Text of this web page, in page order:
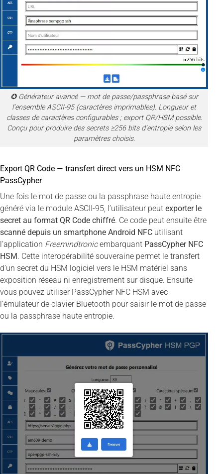
✪ Générateur avancé — mot de passe/passphrase basé sur
l’ensemble ASCII-95 (caractères imprimables). Longueur et
classes de caractères configurables ; export QR/HSM possible.
Conçu pour produire des secrets ≥256 bits d’entropie selon les
paramètres choisis.
Export QR Code — transfert direct vers un HSM NFC
PassCypher
Une fois le mot de passe ou la passphrase haute entropie
généré via le module ASCII-95, l’utilisateur peut exporter le
secret au format QR Code chiffré. Ce code peut ensuite être
scanné depuis un smartphone Android NFC utilisant
l’application Freemindtronicembarquant PassCypher NFC
HSM. Cette interopérabilité souveraine permet le transfert
d’un secret du HSM logiciel vers le HSM matériel sans
exposition réseau ni enregistrement sur disque. Ensuite
vous pouvez utiliser PassCypher NFC HSM avec
l’émulateur de clavier Bluetooth pour saisir le mot de passe
ou la passphrase haute entropie.